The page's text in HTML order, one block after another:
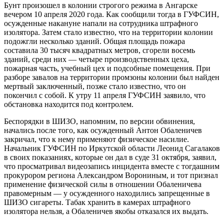
Бунт произошел в колонии строгого режима в Ангарске
вечером 10 апреля 2020 года. Как сообщили тогда в ГУФСИН,
осужденные накануне напали на сотрудника штрафного
изолятора. Затем стало известно, что на территории колонии
подожгли несколько зданий. Общая площадь пожара
составила 30 тысяч квадратных метров, сгорели восемь
зданий, среди них — четыре производственных цеха,
пожарная часть, учебный цех и подсобные помещения. При
разборе завалов на территории промзоны колонии был найден
мертвый заключенный, позже стало известно, что он
покончил с собой. К утру 11 апреля ГУФСИН заявило, что
обстановка находится под контролем.
Беспорядки в ШИЗО, напомним, по версии обвинения,
начались после того, как осужденный Антон Обаленичев
закричал, что к нему применяют физическое насилие.
Начальник ГУФСИН по Иркутской области Леонид Сагалаков
в своих показаниях, которые он дал в суде 31 октября, заявил,
что просматривал видеозапись инцидента вместе с тогдашним
прокурором региона Александром Ворониным, и тот признал
применение физической силы в отношении Обаленичева
правомерным — у осужденного находились запрещенные в
ШИЗО сигареты. Табак хранить в камерах штрафного
изолятора нельзя, а Обаленичев якобы отказался их выдать.